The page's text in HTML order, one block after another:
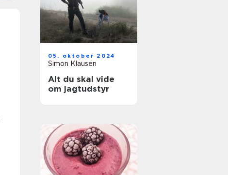
05. oktober 2024
Simon Klausen
Alt du skal vide
om jagtudstyr